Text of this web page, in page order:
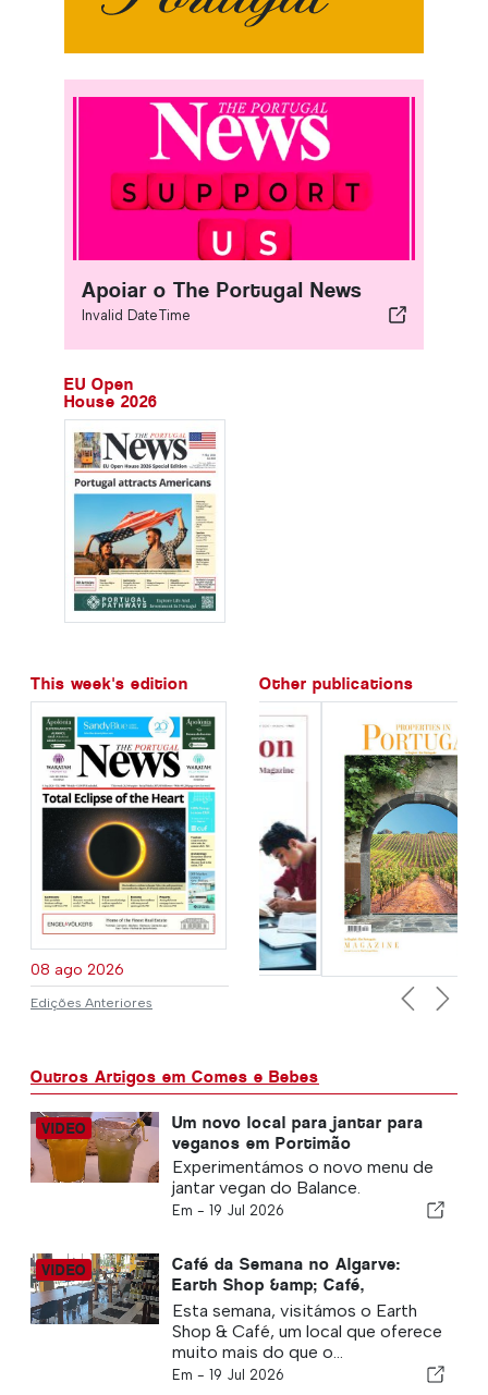
Apoiar o The Portugal News
Invalid DateTime
EU Open
House 2026
This week's edition
08 ago 2026
Edições Anteriores
Other publications
Previous
Next
Outros Artigos em Comes e Bebes
Um novo local para jantar para
veganos em Portimão
Experimentámos o novo menu de
jantar vegan do Balance.
Em - 19 Jul 2026
Café da Semana no Algarve:
Earth Shop &amp; Café,
Carvoeiro
Esta semana, visitámos o Earth
Shop & Café, um local que oferece
muito mais do que o...
Em - 19 Jul 2026